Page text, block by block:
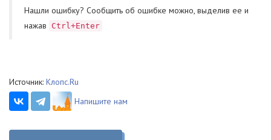
Нашли ошибку? Cообщить об ошибке можно, выделив ее и
нажав
Ctrl+Enter
Источник: Клопс.Ru
Напишите нам